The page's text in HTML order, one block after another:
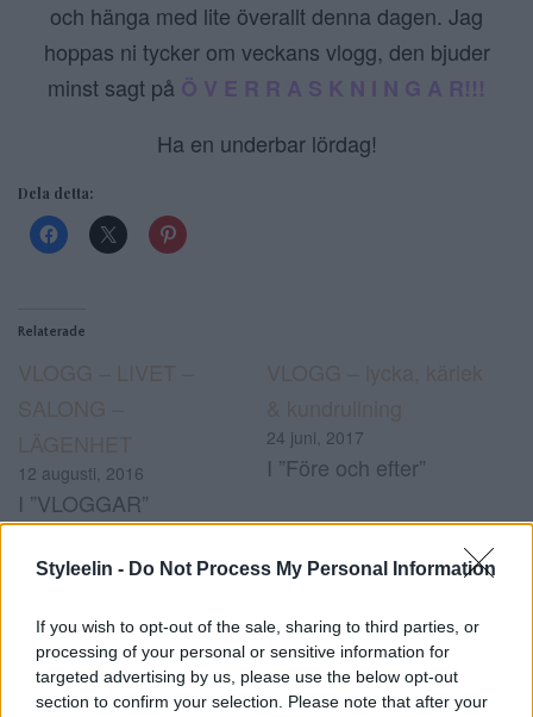
Styleelin - Do Not Process My Personal Information
If you wish to opt-out of the sale, sharing to third parties, or
processing of your personal or sensitive information for
targeted advertising by us, please use the below opt-out
section to confirm your selection. Please note that after your
och hänga med lite överallt denna dagen. Jag
hoppas ni tycker om veckans vlogg, den bjuder
minst sagt på Ö V E R R A S K N I N G A R!!!
Ha en underbar lördag!
Dela detta:
Relaterade
12 augusti, 2016
I ”VLOGGAR”
24 juni, 2017
I ”Före och efter”
FLYTTVLOGG del 5 –
NYA LÄGENHETEN
14 januari, 2018
I ”Lägenheten”